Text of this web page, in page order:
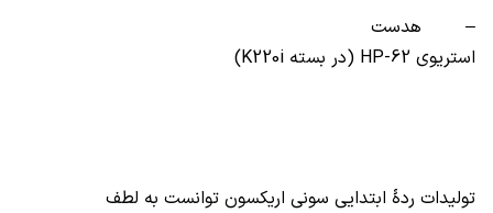
–
هدست
استریوی HP-62 (در بسته K220i
)
تولیدات ردۀ ابتدایی سونی اریکسون توانست به لطف